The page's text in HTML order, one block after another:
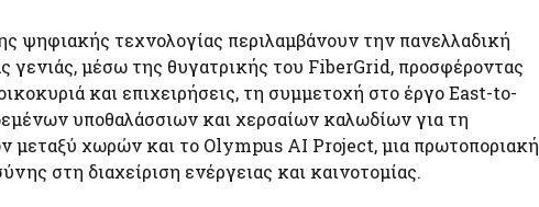
ψηφιακής τεχνολογίας περιλαμβάνουν την πανελλαδική
μέσω της θυγατρικής του FiberGrid, προσφέροντας
και επιχειρήσεις, τη συμμετοχή στο έργο East-to-
υποθαλάσσιων και χερσαίων καλωδίων για τη
μεταξύ χωρών και το Olympus AI Project, μια πρωτοποριακή
στη διαχείριση ενέργειας και καινοτομίας.